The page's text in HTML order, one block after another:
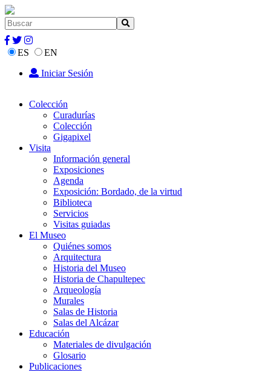
ES
EN
Iniciar Sesión
Colección
Curadurías
Colección
Gigapixel
Visita
Información general
Exposiciones
Agenda
Exposición: Bordado, de la virtud
Biblioteca
Servicios
Visitas guiadas
El Museo
Quiénes somos
Arquitectura
Historia del Museo
Historia de Chapultepec
Arqueología
Murales
Salas de Historia
Salas del Alcázar
Educación
Materiales de divulgación
Glosario
Publicaciones